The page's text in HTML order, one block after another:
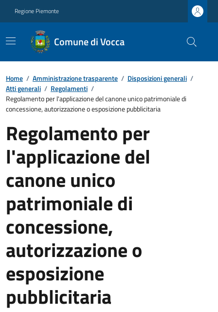
Regione Piemonte
Comune di Vocca
Home / Amministrazione trasparente / Disposizioni generali /
Atti generali / Regolamenti /
Regolamento per l'applicazione del canone unico patrimoniale di
concessione, autorizzazione o esposizione pubblicitaria
Regolamento per
l'applicazione del
canone unico
patrimoniale di
concessione,
autorizzazione o
esposizione
pubblicitaria